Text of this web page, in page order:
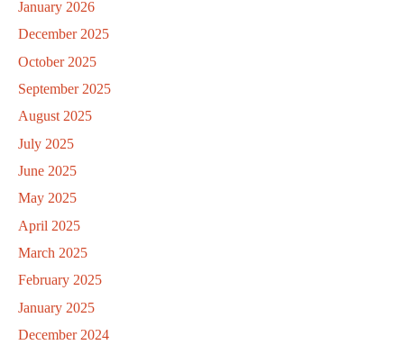
January 2026
December 2025
October 2025
September 2025
August 2025
July 2025
June 2025
May 2025
April 2025
March 2025
February 2025
January 2025
December 2024